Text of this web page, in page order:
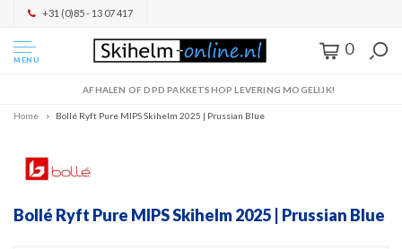
+31 (0)85 - 13 07 417
MENU
0
AFHALEN OF DPD PAKKETSHOP LEVERING MOGELIJK!
Home Bollé Ryft Pure MIPS Skihelm 2025 | Prussian Blue
Bollé Ryft Pure MIPS Skihelm 2025 | Prussian Blue